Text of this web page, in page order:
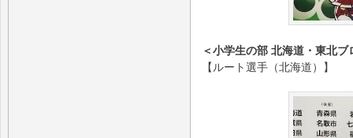
＜小学生の部 北海道・東北
【ルート選手（北海道）】